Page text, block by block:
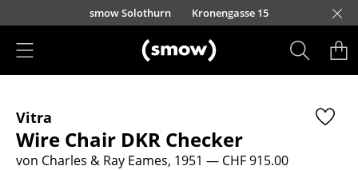
Direkt zum Inhaltsmow Solothurn Kronengasse 15
Sitzmöbel
Esszimmerstühle
Vitra
Wire Chair DKR Checker
von Charles & Ray Eames, 1951 — CHF 915.00